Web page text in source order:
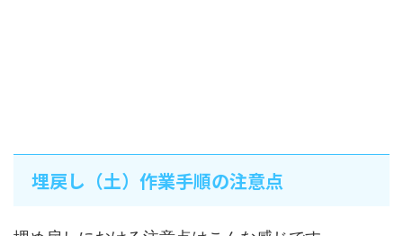
埋戻し（土）作業手順の注意点